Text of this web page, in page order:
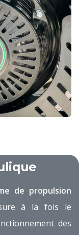
de propulsion
à la fois le
des